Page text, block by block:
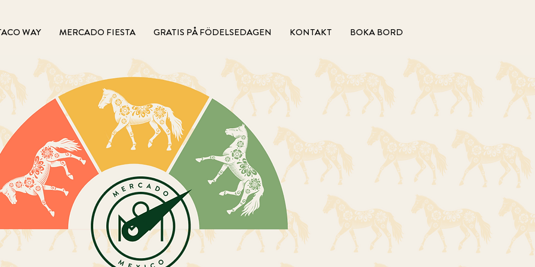
WAY MERCADO FIESTA GRATIS PÅ FÖDELSEDAGEN KONTAKT BOKA BORD